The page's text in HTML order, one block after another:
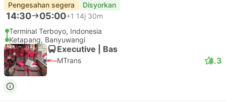
Pengesahan segera Disyorkan
14:30 05:00+1 14j 30m
Terminal Terboyo, Indonesia
Ketapang, Banyuwangi
Executive | Bas
MTrans 4.3